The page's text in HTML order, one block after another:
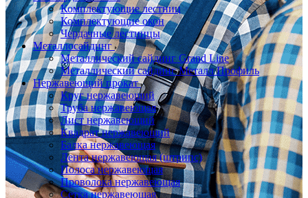
Комплектующие лестниц
Комплектующие окон
Чердачные лестницы
Металлосайдинг
Металлический сайдинг Grand Line
Металлический сайдинг Металл Профиль
Нержавеющий прокат
Круг нержавеющий
Труба нержавеющая
Лист нержавеющий
Квадрат нержавеющий
Балка нержавеющая
Лента нержавеющая (штрипс)
Полоса нержавеющая
Проволока нержавеющая
Сетка нержавеющая